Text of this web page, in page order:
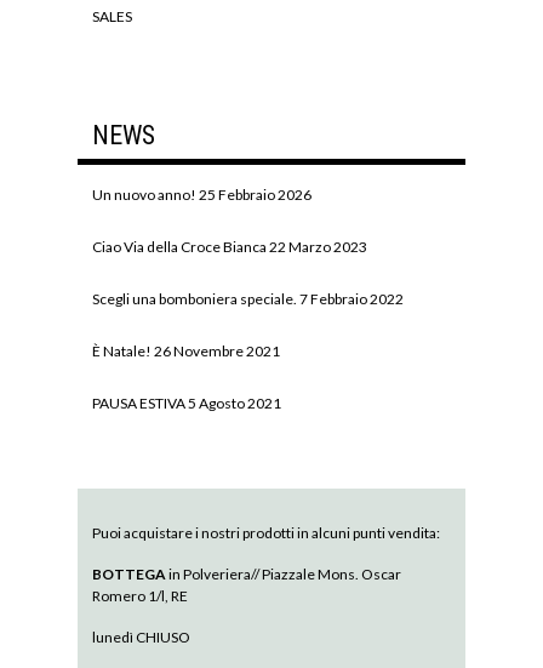
SALES
NEWS
Un nuovo anno! 25 Febbraio 2026
Ciao Via della Croce Bianca 22 Marzo 2023
Scegli una bomboniera speciale. 7 Febbraio 2022
È Natale! 26 Novembre 2021
PAUSA ESTIVA5 Agosto 2021
Puoi acquistare i nostri prodotti in alcuni punti vendita:
BOTTEGAin Polveriera// Piazzale Mons. Oscar
Romero 1/l, RE
lunedì CHIUSO